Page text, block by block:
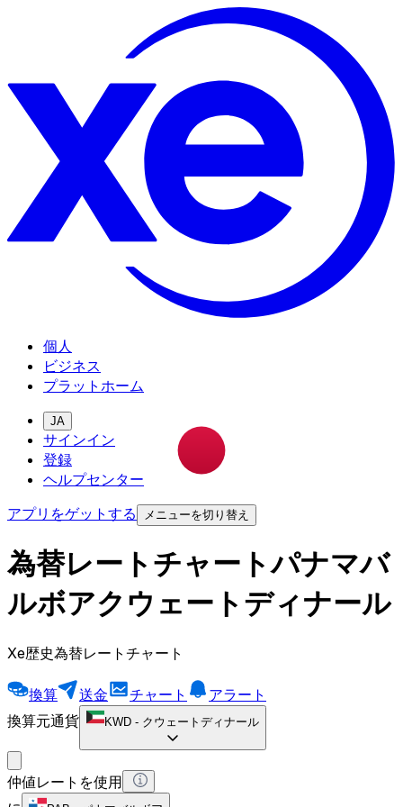
個人
ビジネス
プラットホーム
JA
サインイン
登録
ヘルプセンター
アプリをゲットする
メニューを切り替え
為替レートチャートパナマバ
ルボアクウェートディナール
Xe歴史為替レートチャート
換算 送金 チャート
アラート
換算元通貨
KWD - クウェートディナール
仲値レートを使用